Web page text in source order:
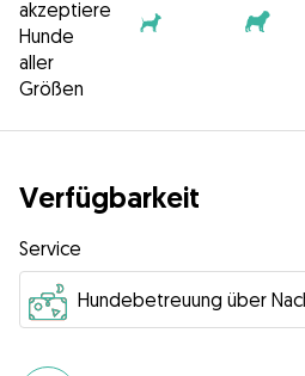
akzeptiere
Hunde
aller
Größen
Verfügbarkeit
Service